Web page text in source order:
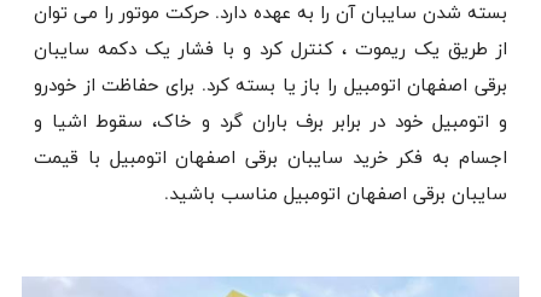
بسته شدن سایبان آن را به عهده دارد. حرکت موتور را می توان
از طریق یک ریموت ، کنترل کرد و با فشار یک دکمه سایبان
برقی اصفهان اتومبیل را باز یا بسته کرد. برای حفاظت از خودرو
و اتومبیل خود در برابر برف باران گرد و خاک، سقوط اشیا و
اجسام به فکر خرید سایبان برقی اصفهان اتومبیل با قیمت
سایبان برقی اصفهان اتومبیل مناسب باشید.